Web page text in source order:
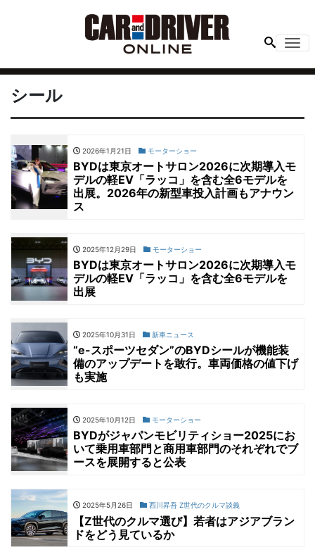
シール
2026年1月21日 モーターショー
BYDは東京オートサロン2026に次期導入モ
デルの軽EV「ラッコ」を含む全6モデルを
出展。2026年の新型車投入計画もアナウン
ス
2025年12月29日 モーターショー
BYDは東京オートサロン2026に次期導入モ
デルの軽EV「ラッコ」を含む全6モデルを
出展
2025年10月31日 新車ニュース
“e-スポーツセダン”のBYDシールが機能装
備のアップデートを敢行。車両価格の値下げ
も実施
2025年10月12日 モーターショー
BYDがジャパンモビリティショー2025にお
いて乗用車部門と商用車部門のそれぞれでブ
ースを展開すると公表
2025年5月26日 西川昇吾 Z世代のクルマ談義
【Z世代のクルマ選び】若者はアジアブラン
ドをどう見ているか